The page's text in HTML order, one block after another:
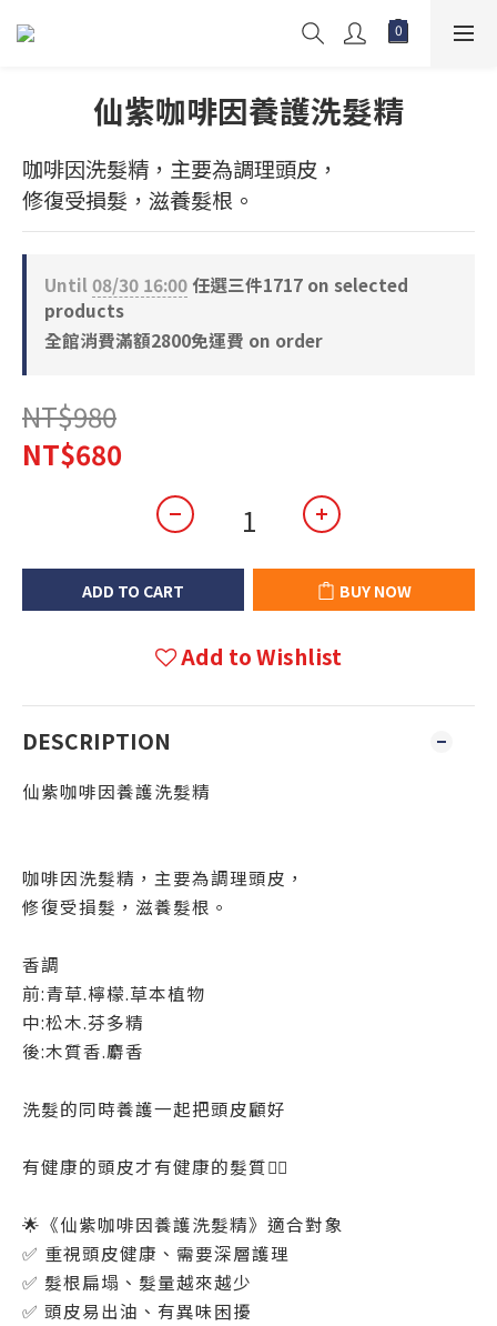
仙紫咖啡因養護洗髮精
咖啡因洗髮精，主要為調理頭皮，
修復受損髮，滋養髮根。
Until 08/30 16:00任選三件1717 on selected
products
全館消費滿額2800免運費 on order
NT$980
NT$680
ADD TO CART BUY NOW
Add to Wishlist
DESCRIPTION
仙紫咖啡因養護洗髮精
咖啡因洗髮精，主要為調理頭皮，
修復受損髮，滋養髮根。
香調
前:青草.檸檬.草本植物
中:松木.芬多精
後:木質香.麝香
洗髮的同時養護一起把頭皮顧好
有健康的頭皮才有健康的髮質👍🏻
🌟《仙紫咖啡因養護洗髮精》適合對象
✅ 重視頭皮健康、需要深層護理
✅ 髮根扁塌、髮量越來越少
✅ 頭皮易出油、有異味困擾